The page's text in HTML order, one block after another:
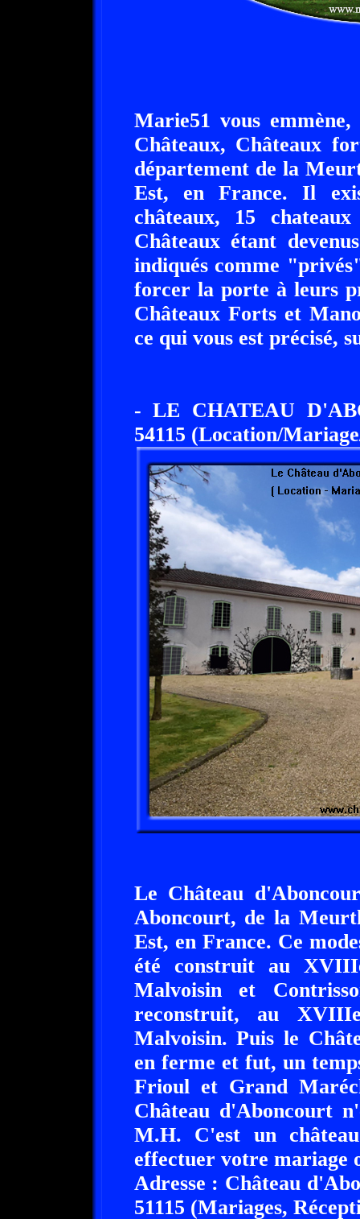
Marie51 vous
Châteaux, Châteaux
département de la
Est, en France. Il
châteaux, 15
Châteaux étant
indiqués comme
forcer la porte à leurs
Châteaux Forts et
ce qui vous est précisé,
- LE CHATEAU
54115 (Location/
Le Château
Aboncourt, de la
Est, en France. Ce
été construit au
Malvoisin et
reconstruit, au
Malvoisin. Puis le
en ferme et fut, un
Frioul et Grand
Château d'Aboncourt
M.H. C'est un
effectuer votre mariage
Adresse : Château
51115 (Mariages,